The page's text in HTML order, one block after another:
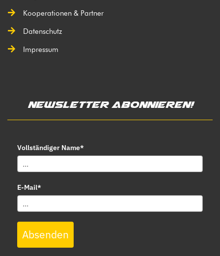
Kooperationen & Partner
Datenschutz
Impressum
Newsletter abonnieren!
Vollständiger Name*
E-Mail*
Absenden